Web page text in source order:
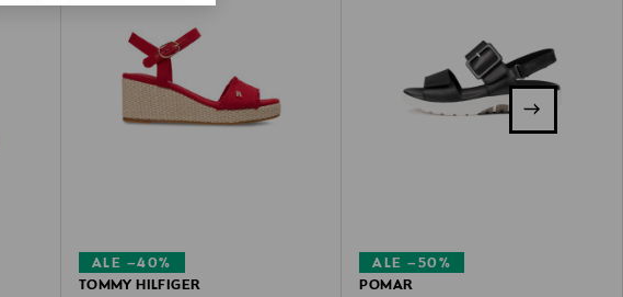
ALE –40%
TOMMY HILFIGER
ALE –50%
POMAR